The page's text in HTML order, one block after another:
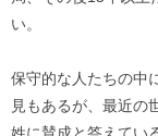
い。
保守的な人たちの中
見もあるが、最近の
姓に賛成と答えてい